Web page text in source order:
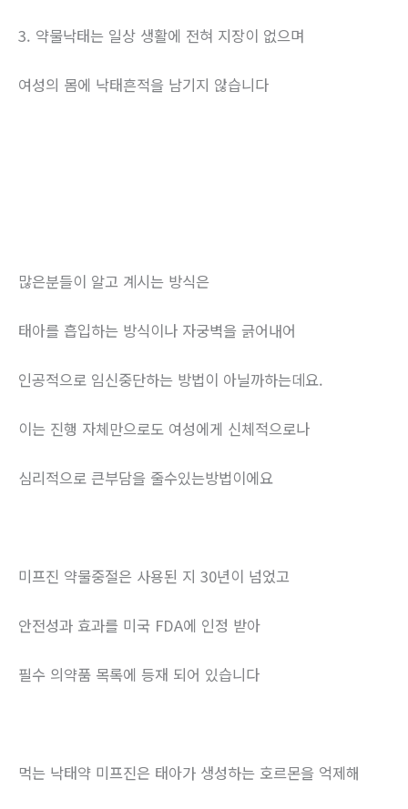
3. 약물낙태는 일상 생활에 전혀 지장이 없으며
여성의 몸에 낙태흔적을 남기지 않습니다
많은분들이 알고 계시는 방식은
태아를 흡입하는 방식이나 자궁벽을 긁어내어
인공적으로 임신중단하는 방법이 아닐까하는데요.
이는 진행 자체만으로도 여성에게 신체적으로나
심리적으로 큰부담을 줄수있는방법이에요
미프진 약물중절은 사용된 지 30년이 넘었고
안전성과 효과를 미국 FDA에 인정 받아
필수 의약품 목록에 등재 되어 있습니다
먹는 낙태약 미프진은 태아가 생성하는 호르몬을 억제해